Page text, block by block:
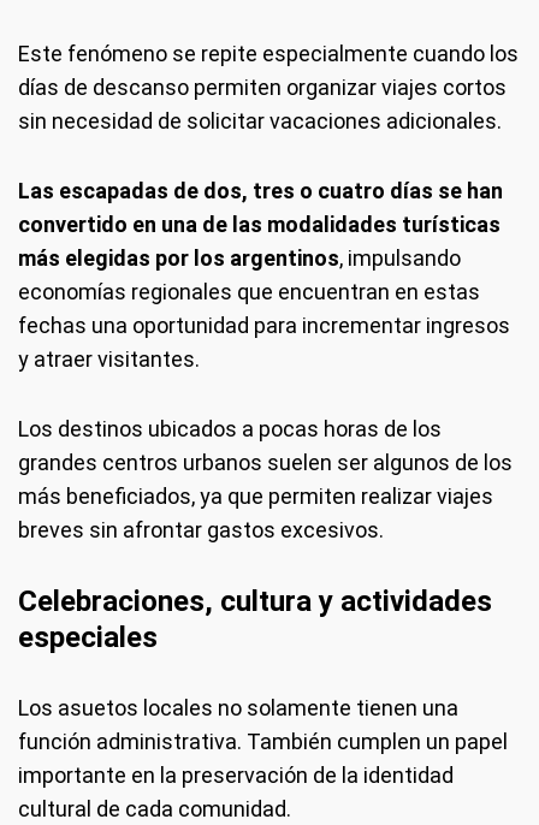
Este fenómeno se repite especialmente cuando los
días de descanso permiten organizar viajes cortos
sin necesidad de solicitar vacaciones adicionales.
Las escapadas de dos, tres o cuatro días se han
convertido en una de las modalidades turísticas
más elegidas por los argentinos, impulsando
economías regionales que encuentran en estas
fechas una oportunidad para incrementar ingresos
y atraer visitantes.
Los destinos ubicados a pocas horas de los
grandes centros urbanos suelen ser algunos de los
más beneficiados, ya que permiten realizar viajes
breves sin afrontar gastos excesivos.
Celebraciones, cultura y actividades
especiales
Los asuetos locales no solamente tienen una
función administrativa. También cumplen un papel
importante en la preservación de la identidad
cultural de cada comunidad.